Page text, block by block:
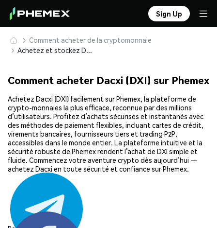
Sign Up
Comment acheter de la cryptomonnaie
Achetez et stockez Dacxi (DXI) en toute sécurité
Comment acheter Dacxi (DXI) sur Phemex
Achetez Dacxi (DXI) facilement sur Phemex, la plateforme de
crypto-monnaies la plus efficace, reconnue par des millions
d’utilisateurs. Profitez d’achats sécurisés et instantanés avec
des méthodes de paiement flexibles, incluant cartes de crédit,
virements bancaires, fournisseurs tiers et trading P2P,
accessibles dans le monde entier. La plateforme intuitive et la
sécurité robuste de Phemex rendent l’achat de DXI simple et
fluide. Commencez votre aventure crypto dès aujourd’hui —
achetez Dacxi en toute sécurité et confiance sur Phemex.